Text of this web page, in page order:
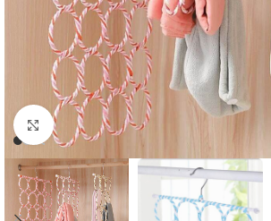
Click to enlarge